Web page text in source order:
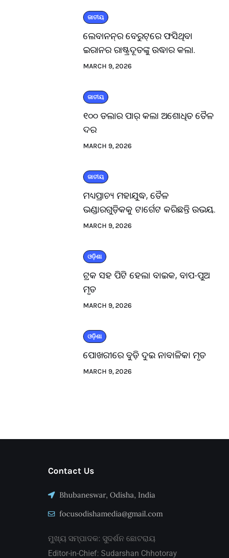
ଜାତୀୟ
ଲେବାନନ୍‌ର ବେରୁଟ୍‌ରେ ଫସିଥିବା
ଇରାନର ରାଷ୍ଟ୍ରଦୂତଙ୍କୁ ଉଦ୍ଧାର କଲା.
MARCH 9, 2026
ଜାତୀୟ
୧୦୦ ଡଲାର ପାର୍ କଲା ଅଶୋଧିତ ତୈଳ
ଦର
MARCH 9, 2026
ଜାତୀୟ
ମଧ୍ୟପ୍ରାଚ୍ୟ ମହାଯୁଦ୍ଧ, ତୈଳ
ଭଣ୍ଡାରଗୁଡ଼ିକକୁ ଟାର୍ଗେଟ କରିଛନ୍ତି ଉଭୟ.
MARCH 9, 2026
ଓଡ଼ିଶା
ଟ୍ରକ ସହ ପିଟି ହେଲା ବାଇକ, ବାପ-ପୁଅ
ମୃତ
MARCH 9, 2026
ଓଡ଼ିଶା
ପୋଖରୀରେ ବୁଡ଼ି ଦୁଇ ନାବାଳିକା ମୃତ
MARCH 9, 2026
Contact Us
Bhubaneswar, Odisha, India
focusodishamedia@gmail.com
ମୁଖ୍ୟ ସମ୍ପାଦକ: ସୁଦର୍ଶନ ଛୋଟରାୟ
Editor-in-Chief: Sudarshan Chhotoray